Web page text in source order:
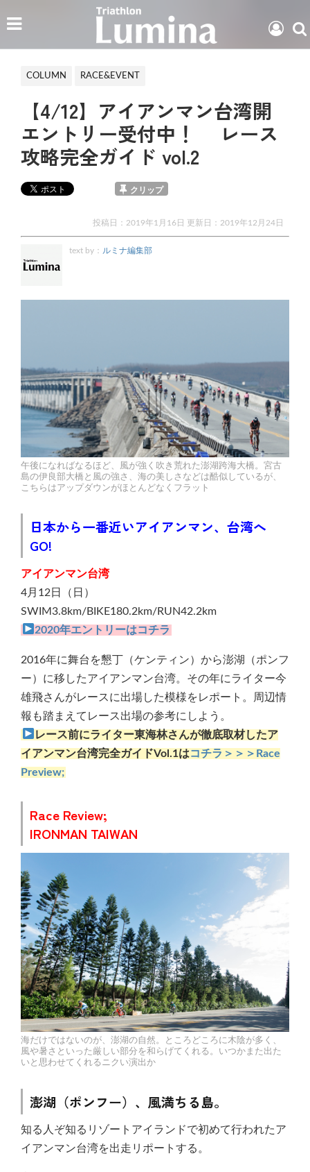
COLUMN RACE&EVENT
【4/12】アイアンマン台湾開
エントリー受付中！ レース
攻略完全ガイド vol.2
クリップ
投稿日：2019年1月16日 更新日： 2019年12月24日
text by： ルミナ編集部
午後になればなるほど、風が強く吹き荒れた澎湖跨海大橋。宮古
島の伊良部大橋と風の強さ、海の美しさなどは酷似しているが、
こちらはアップダウンがほとんどなくフラット
日本から一番近いアイアンマン、台湾へ
GO!
アイアンマン台湾
4月12日（日）
SWIM3.8km/BIKE180.2km/RUN42.2km
2020年エントリーはコチラ
2016年に舞台を懇丁（ケンティン）から澎湖（ポンフ
ー）に移したアイアンマン台湾。その年にライター今
雄飛さんがレースに出場した模様をレポート。周辺情
報も踏まえてレース出場の参考にしよう。
レース前にライター東海林さんが徹底取材したア
イアンマン台湾完全ガイドVol.1はコチラ＞＞＞Race
Preview;
Race Review;
IRONMAN TAIWAN
海だけではないのが、澎湖の自然。ところどころに木陰が多く、
風や暑さといった厳しい部分を和らげてくれる。いつかまた出た
いと思わせてくれるニクい演出か
澎湖（ポンフー）、風満ちる島。
知る人ぞ知るリゾートアイランドで初めて行われたア
イアンマン台湾を出走リポートする。